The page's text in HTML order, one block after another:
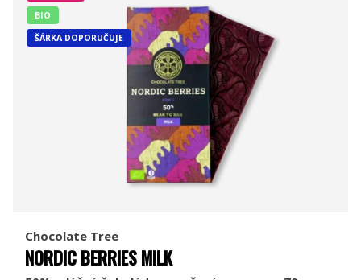
BIO
ŠÁRKA DOPORUČUJE
Chocolate Tree
NORDIC BERRIES MILK